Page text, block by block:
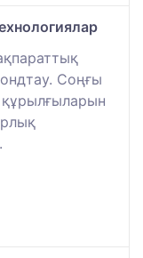
Соңғы